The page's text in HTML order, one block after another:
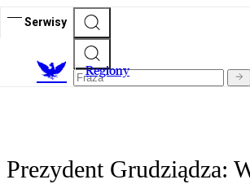
Serwisy
Regiony
Prezydent Grudziądza: